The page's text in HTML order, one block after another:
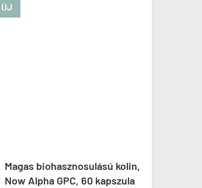
ÚJ
Magas biohasznosulású kolin,
Now Alpha GPC, 60 kapszula